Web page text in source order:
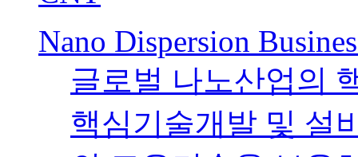
저희 덕산약품공업(
여한 공로를 인정받